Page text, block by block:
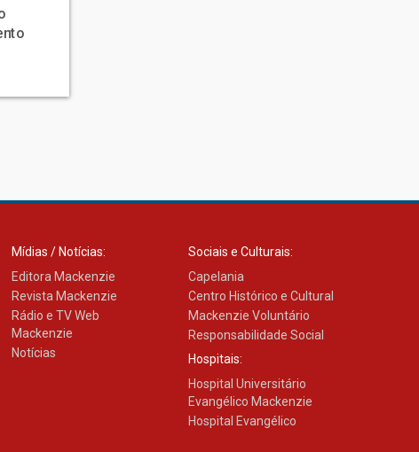
Mídias / Notícias:
Editora Mackenzie
Revista Mackenzie
Rádio e TV Web
Mackenzie
Notícias
Sociais e Culturais:
Capelania
Centro Histórico e Cultural
Mackenzie Voluntário
Responsabilidade Social
Hospitais:
Hospital Universitário
Evangélico Mackenzie
Hospital Evangélico